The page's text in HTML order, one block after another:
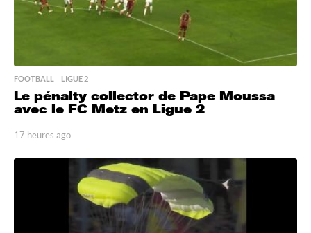
FOOTBALL ,LIGUE 2
Le pénalty collector de Pape Moussa
avec le FC Metz en Ligue 2
17 heures ago
h
e